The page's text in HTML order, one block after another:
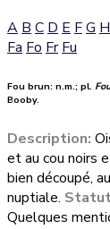
A B C D E FG H
Fa Fo Fr Fu
Fou brun: n.m.; pl.
Booby.
Description:
et au cou noirs
bien découpé,
nuptiale.
Quelques